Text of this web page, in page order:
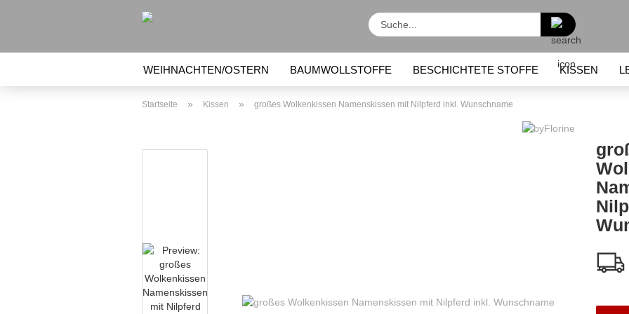
Suche...
WEIHNACHTEN/OSTERN BAUMWOLLSTOFFE BESCHICHTETE STOFFE KISSEN
BEULENTRÖSTER, KÜHLAKKU KINDERRUCKSÄCKE LUNCHBOXEN / LUNCHBEUTEL
Startseite » Kissen » großes Wolkenkissen Namenskissen mit Nilpferd inkl. Wunschname